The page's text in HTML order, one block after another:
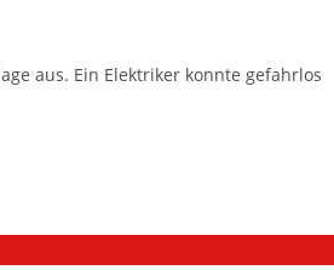
aus. Ein Elektriker konnte gefahrlos